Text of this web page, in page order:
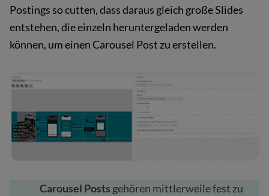
Postings so cutten, dass daraus gleich große Slides
entstehen, die einzeln heruntergeladen werden
können, um einen Carousel Post zu erstellen.
Carousel Posts gehören mittlerweile fest zu